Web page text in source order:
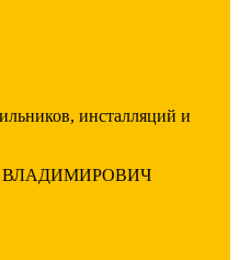
инсталляций и